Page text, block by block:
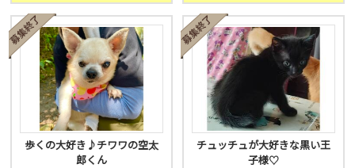
歩くの大好き♪チワワの空太
郎くん
チュッチュが大好きな黒い王
子様♡